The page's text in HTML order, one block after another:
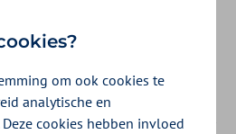
ruimte geven
podcast als onderdeel van
luisteren
noemen, maar Frank
om ook cookies te
analytische en
cookies hebben invloed